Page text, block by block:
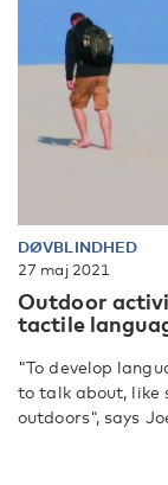
DØVBLINDHED
27 maj 2021
Outdoor
tactile
"To develop
to talk about, like
outdoors", says